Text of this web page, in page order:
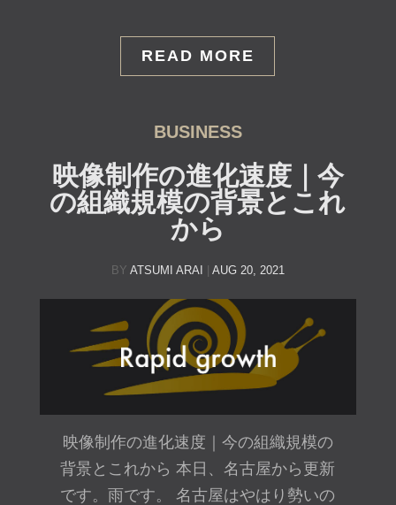
READ MORE
BUSINESS
映像制作の進化速度｜今
の組織規模の背景とこれ
から
BY ATSUMI ARAI AUG 20, 2021
映像制作の進化速度｜今の組織規模の
背景とこれから 本日、名古屋から更新
です。雨です。 名古屋はやはり勢いの